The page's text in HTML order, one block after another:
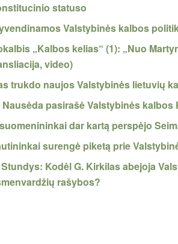
statuso
Valstybinės kalbos
„Kalbos kelias“ (1): „Nuo
video)
trukdo naujos Valstybinės lietuvių
Nausėda pasirašė Valstybinės
dar kartą perspėjo
surengė piketą prie
Stundys: Kodėl G. Kirkilas abejoja
rašybos?